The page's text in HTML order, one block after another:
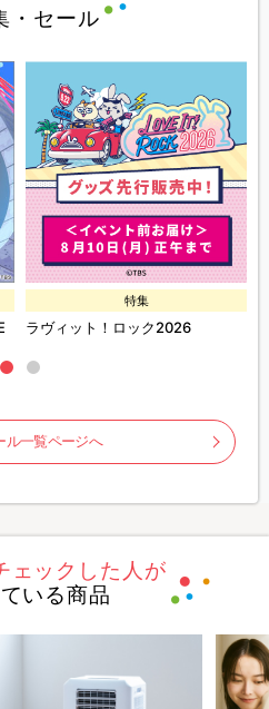
・セール
特集
ラヴィット！ロック2026
ル一覧ページへ
ェックした人が
いる商品